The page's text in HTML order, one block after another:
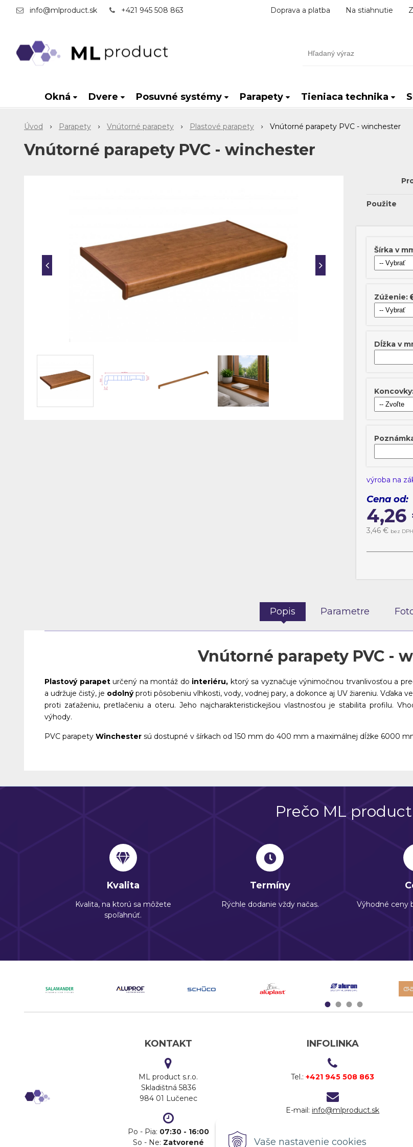
Vaše nastavenie cookies
info@mlproduct.sk +421 945 508 863 Doprava a platba Na stiahnutie
Okná Dvere Posuvné systémy Parapety Tieniaca technika
Úvod Parapety Vnútorné parapety Plastové parapety Vnútorné parapety PVC - winchester
Vnútorné parapety PVC - winchester
Šírka v
Zúženie:
Dĺžka v
výroba na
Cena od:
4,26
3,46 € bez
Použite
Popis Parametre
Vnútorné parapety PVC -
Plastový parapeturčený na montáž do interiéru, ktorý sa vyznačuje výnimočnou trvanlivosťou a
a udržuje čistý, je odolnýproti pôsobeniu vlhkosti, vody, vodnej pary, a dokonce aj UV žiareniu. Vďaka
proti zaťaženiu, pretlačeniu a oteru. Jeho najcharakteristickejšou vlastnosťou je stabilita profilu.
výhody.
PVC parapety Winchester sú dostupné v šírkach od 150 mm do 400 mm a maximálnej dĺžke 6000
Prečo ML product
Kvalita
Kvalita, na ktorú sa môžete
spoľahnúť.
Termíny
Rýchle dodanie vždy načas. Výhodné ceny
1234
KONTAKT
ML product s.r.o.
Skladištná 5836
984 01 Lučenec
Po - Pia: 07:30 - 16:00
So - Ne: Zatvorené
INFOLINKA
Tel.:+421 945 508 863
E-mail: info@mlproduct.sk